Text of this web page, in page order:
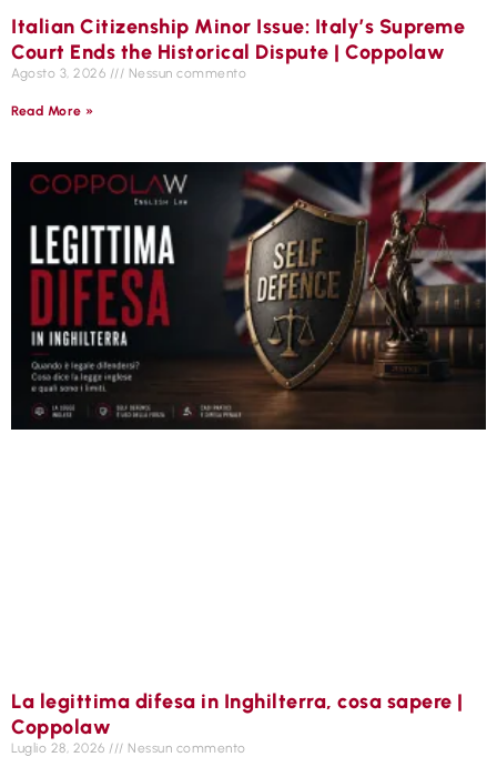
Italian Citizenship Minor Issue: Italy’s Supreme
Court Ends the Historical Dispute | Coppolaw
Agosto 3, 2026 Nessun commento
Read More »
La legittima difesa in Inghilterra, cosa sapere |
Coppolaw
Luglio 28, 2026 Nessun commento